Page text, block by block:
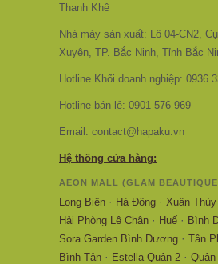
Thanh Khê
Nhà máy sản xuất: Lô 04-CN2,
Xuyên, TP. Bắc Ninh, Tỉnh Bắc
Hotline Khối doanh nghiệp: 0936
Hotline bán lẻ: 0901 576 969
Email: contact@hapaku.vn
Hệ thống cửa hàng:
AEON MALL (GLAM
Long Biên · Hà Đông · Xuân Thủy
Hải Phòng Lê Chân · Huế · Bình
Sora Garden Bình Dương · Tân
Bình Tân · Estella Quận 2 · Quận